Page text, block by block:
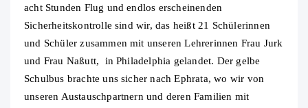
acht Stunden Flug und endlos erscheinenden
Sicherheitskontrolle sind wir, das heißt 21 Schülerinnen
und Schüler zusammen mit unseren Lehrerinnen Frau Jurk
und Frau Naßutt, in Philadelphia gelandet. Der gelbe
Schulbus brachte uns sicher nach Ephrata, wo wir von
unseren Austauschpartnern und deren Familien mit